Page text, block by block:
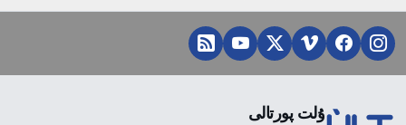
ۇلت پورتالى